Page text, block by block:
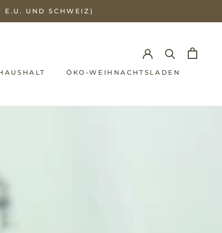
E.U. UND SCHWEIZ)
ÖKO-WEIHNACHTSLADEN
ZURÜCK NÄCHSTE